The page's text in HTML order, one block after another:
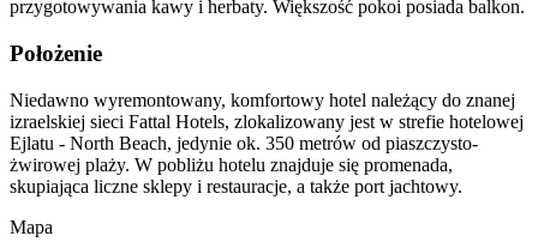
przygotowywania kawy i herbaty. Większość pokoi posiada balkon.
Położenie
Niedawno wyremontowany, komfortowy hotel należący do znanej
izraelskiej sieci Fattal Hotels, zlokalizowany jest w strefie hotelowej
Ejlatu - North Beach, jedynie ok. 350 metrów od piaszczysto-
żwirowej plaży. W pobliżu hotelu znajduje się promenada,
skupiająca liczne sklepy i restauracje, a także port jachtowy.
Mapa